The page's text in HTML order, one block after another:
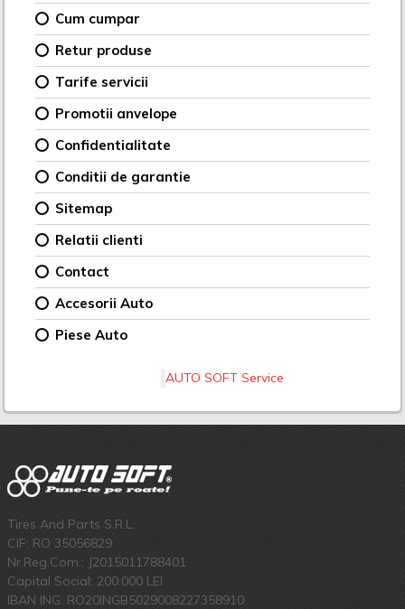
Cum cumpar
Retur produse
Tarife servicii
Promotii anvelope
Confidentialitate
Conditii de garantie
Sitemap
Relatii clienti
Contact
Accesorii Auto
Piese Auto
AUTO SOFT Service
Tires And Parts S.R.L.
CIF: RO 35056829
Nr.Reg.Com.: J2015011788401
Capital Social: 200.000 LEI
IBAN ING: RO20INGB5029008227358910